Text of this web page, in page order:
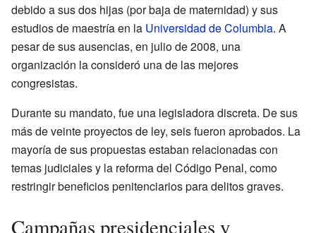
debido a sus dos hijas (por baja de maternidad) y sus
estudios de maestría en la Universidad de Columbia. A
pesar de sus ausencias, en julio de 2008, una
organización la consideró una de las mejores
congresistas.
Durante su mandato, fue una legisladora discreta. De sus
más de veinte proyectos de ley, seis fueron aprobados. La
mayoría de sus propuestas estaban relacionadas con
temas judiciales y la reforma del Código Penal, como
restringir beneficios penitenciarios para delitos graves.
Campañas presidenciales y